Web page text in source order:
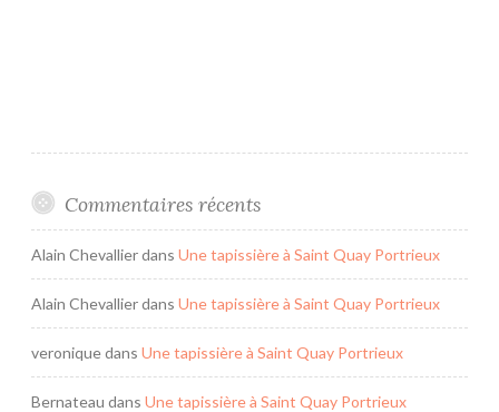
Commentaires récents
Alain Chevallierdans Une tapissière à Saint Quay Portrieux
Alain Chevallierdans Une tapissière à Saint Quay Portrieux
veroniquedans Une tapissière à Saint Quay Portrieux
Bernateau dans Une tapissière à Saint Quay Portrieux